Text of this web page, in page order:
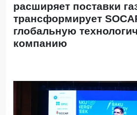
расширяет поставки
трансформирует
глобальную
компанию